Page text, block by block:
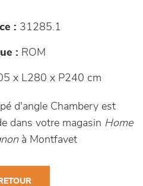
: 31285.1
: ROM
x L280 x P240 cm
d'angle Chambery est
dans votre magasin Home
à Montfavet
RETOUR